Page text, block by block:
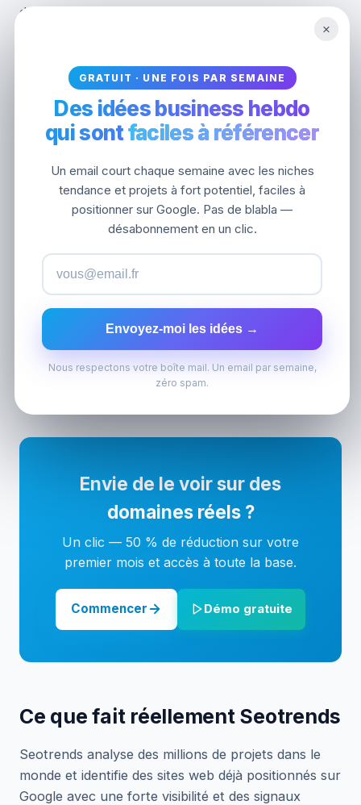
domaine élevée, des milliers de domaines référents
liens et temps.
Seotrends vous aide à éviter ces marchés.
où la concurrence semble plus faible :
Faible Domain Rating
Forte visibilité Google
Trafic organique en croissance
Forte valeur de trafic
Vrai potentiel de niche
Cela vous aide à découvrir des niches où de plus
petits sites web gagnent déjà.
Envie de le voir sur des
domaines réels ?
Un clic — 50 % de réduction sur votre
premier mois et accès à toute la base.
Commencer Démo gratuite
Ce que fait réellement Seotrends
Seotrends analyse des millions de projets dans le
monde et identifie des sites web déjà positionnés sur
Google avec une forte visibilité et des signaux
×
GRATUIT · UNE FOIS PAR SEMAINE
Des idées business hebdo
qui sontfaciles à référencer
Un email court chaque semaine avec les niches
tendance et projets à fort potentiel, faciles à
positionner sur Google. Pas de blabla —
désabonnement en un clic.
Envoyez-moi les idées →
Nous respectons votre boîte mail. Un email par semaine,
zéro spam.